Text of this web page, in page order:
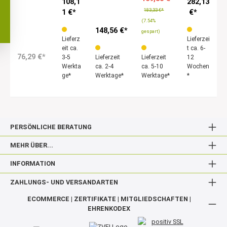
76,29 €*
1 €*
Lieferz
eit ca.
3-5
Werkta
ge*
148,56 €*
Lieferzeit
ca. 2-4
Werktage*
183,33 €*
(7.54%
gespart)
Lieferzeit
ca. 5-10
Werktage*
€*
Lieferzei
t ca. 6-
12
Wochen
*
PERSÖNLICHE BERATUNG
MEHR ÜBER...
INFORMATION
ZAHLUNGS- UND VERSANDARTEN
ECOMMERCE | ZERTIFIKATE | MITGLIEDSCHAFTEN |
EHRENKODEX